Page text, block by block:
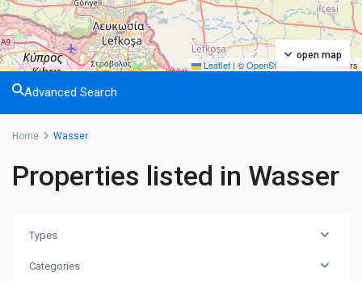
Leaflet | ©OpenStreetMap contributors
open map
Advanced Search
Home Wasser
Properties listed in Wasser
Types
Categories